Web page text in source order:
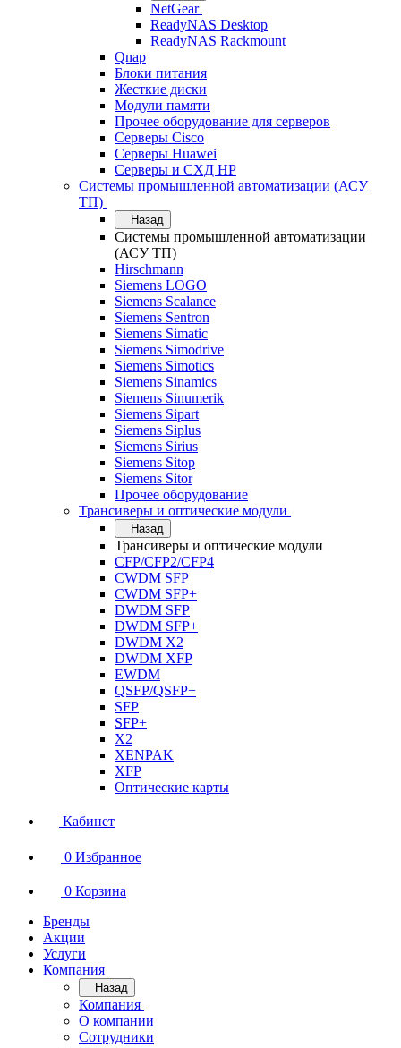
NetGear
ReadyNAS Desktop
ReadyNAS Rackmount
Qnap
Блоки питания
Жесткие диски
Модули памяти
Прочее оборудование для серверов
Серверы Cisco
Серверы Huawei
Серверы и СХД HP
Системы промышленной автоматизации (АСУ
ТП)
Назад
Системы промышленной автоматизации
(АСУ ТП)
Hirschmann
Siemens LOGO
Siemens Scalance
Siemens Sentron
Siemens Simatic
Siemens Simodrive
Siemens Simotics
Siemens Sinamics
Siemens Sinumerik
Siemens Sipart
Siemens Siplus
Siemens Sirius
Siemens Sitop
Siemens Sitor
Прочее оборудование
Трансиверы и оптические модули
Назад
Трансиверы и оптические модули
CFP/CFP2/CFP4
CWDM SFP
CWDM SFP+
DWDM SFP
DWDM SFP+
DWDM X2
DWDM XFP
EWDM
QSFP/QSFP+
SFP
SFP+
X2
XENPAK
XFP
Оптические карты
Кабинет
0 Избранное
0 Корзина
Бренды
Акции
Услуги
Компания
Назад
Компания
О компании
Сотрудники